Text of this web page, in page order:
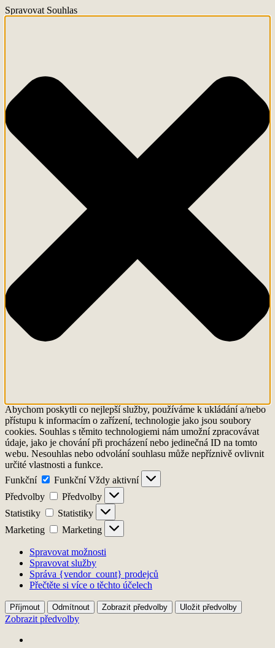
Spravovat Souhlas
Abychom poskytli co nejlepší služby, používáme k ukládání a/nebo
přístupu k informacím o zařízení, technologie jako jsou soubory
cookies. Souhlas s těmito technologiemi nám umožní zpracovávat
údaje, jako je chování při procházení nebo jedinečná ID na tomto
webu. Nesouhlas nebo odvolání souhlasu může nepříznivě ovlivnit
určité vlastnosti a funkce.
Funkční
Funkční Vždy aktivní
Předvolby
Předvolby
Statistiky
Statistiky
Marketing
Marketing
Spravovat možnosti
Spravovat služby
Správa {vendor_count} prodejců
Přečtěte si více o těchto účelech
Příjmout Odmítnout Zobrazit předvolby Uložit předvolby
Zobrazit předvolby